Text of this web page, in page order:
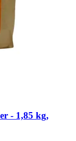
-​ 1,85 kg,